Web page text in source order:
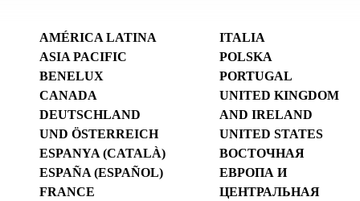
AMÉRICA LATINA
ASIA PACIFIC
BENELUX
CANADA
DEUTSCHLAND
UND ÖSTERREICH
ESPANYA (CATALÀ)
ESPAÑA (ESPAÑOL)
FRANCE
ITALIA
POLSKA
PORTUGAL
UNITED KINGDOM
AND IRELAND
UNITED STATES
ВОСТОЧНАЯ
ЕВРОПА И
ЦЕНТРАЛЬНАЯ